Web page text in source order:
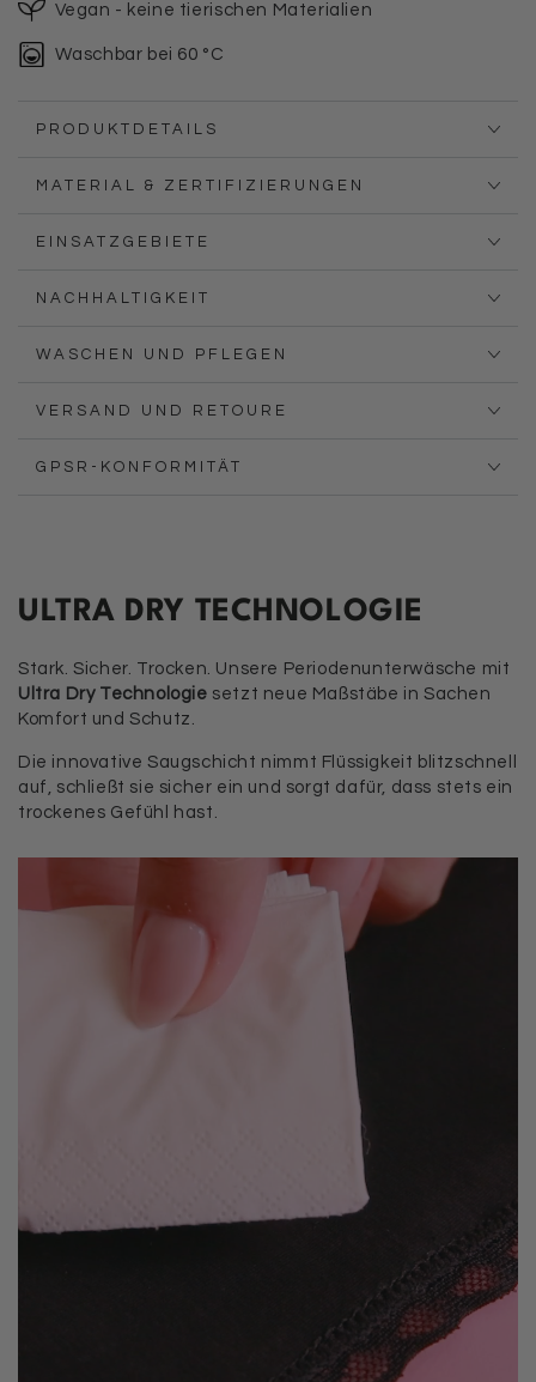
Vegan - keine tierischen Materialien
Waschbar bei 60 °C
PRODUKTDETAILS
MATERIAL & ZERTIFIZIERUNGEN
EINSATZGEBIETE
NACHHALTIGKEIT
WASCHEN UND PFLEGEN
VERSAND UND RETOURE
GPSR-KONFORMITÄT
ULTRA DRY TECHNOLOGIE
Stark. Sicher. Trocken. Unsere Periodenunterwäsche mit
Ultra Dry Technologie setzt neue Maßstäbe in Sachen
Komfort und Schutz.
Die innovative Saugschicht nimmt Flüssigkeit blitzschnell
auf, schließt sie sicher ein und sorgt dafür, dass stets ein
trockenes Gefühl hast.